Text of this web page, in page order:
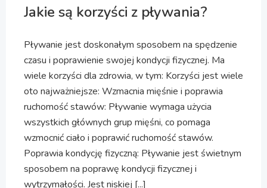
Jakie są korzyści z pływania?
Pływanie jest doskonałym sposobem na spędzenie
czasu i poprawienie swojej kondycji fizycznej. Ma
wiele korzyści dla zdrowia, w tym: Korzyści jest wiele
oto najważniejsze: Wzmacnia mięśnie i poprawia
ruchomość stawów: Pływanie wymaga użycia
wszystkich głównych grup mięśni, co pomaga
wzmocnić ciało i poprawić ruchomość stawów.
Poprawia kondycję fizyczną: Pływanie jest świetnym
sposobem na poprawę kondycji fizycznej i
wytrzymałości. Jest niskiej [...]